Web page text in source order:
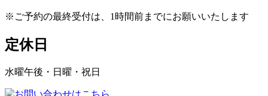
※ご予約の最終受付は、1時間前までにお願いいたします
定休日
水曜午後・日曜・祝日